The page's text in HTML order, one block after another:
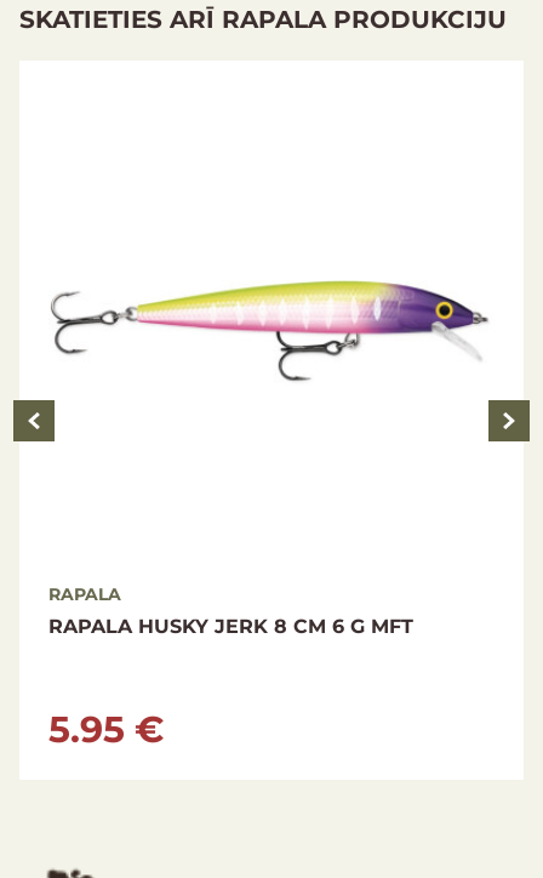
Controlled Depth Technique
SKATIETIES ARĪ RAPALA PRODUKCIJU
RAPALA
RAPALA HUSKY JERK 8 CM 6 G MFT
5.95 €